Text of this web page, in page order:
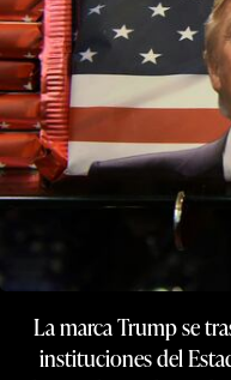
La marca Trump se
instituciones del